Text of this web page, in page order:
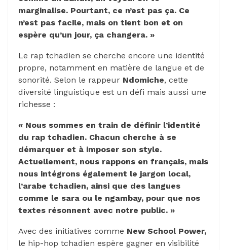
marginalise. Pourtant, ce n’est pas ça. Ce
n’est pas facile, mais on tient bon et on
espère qu’un jour, ça changera. »
Le rap tchadien se cherche encore une identité
propre, notamment en matière de langue et de
sonorité. Selon le rappeur Ndomiche, cette
diversité linguistique est un défi mais aussi une
richesse :
« Nous sommes en train de définir l’identité
du rap tchadien. Chacun cherche à se
démarquer et à imposer son style.
Actuellement, nous rappons en français, mais
nous intégrons également le jargon local,
l’arabe tchadien, ainsi que des langues
comme le sara ou le ngambay, pour que nos
textes résonnent avec notre public. »
Avec des initiatives comme New School Power,
le hip-hop tchadien espère gagner en visibilité